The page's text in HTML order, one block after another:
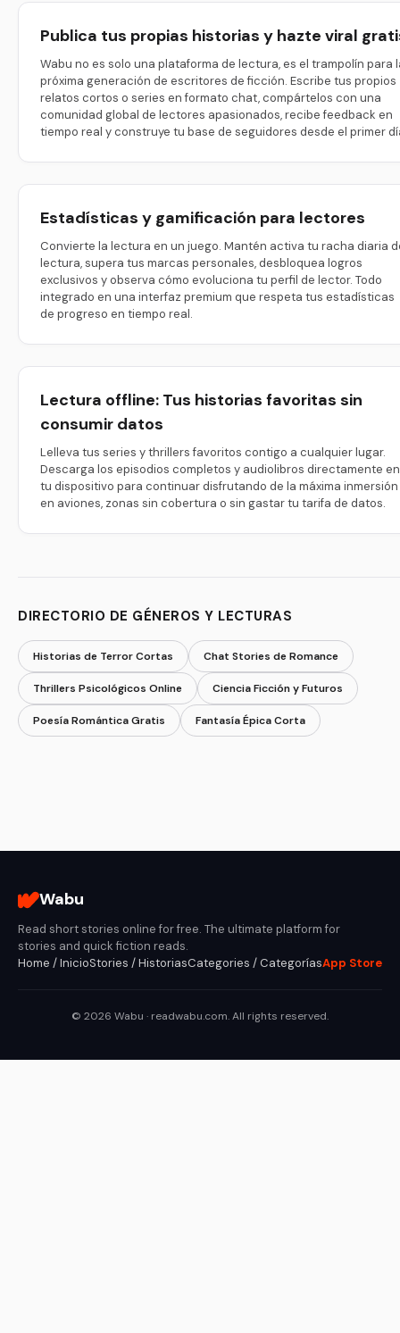
Publica tus propias historias y hazte viral
Wabu no es solo una plataforma de lectura, es el trampolín para
próxima generación de escritores de ficción. Escribe tus propios
relatos cortos o series en formato chat, compártelos con una
comunidad global de lectores apasionados, recibe feedback en
tiempo real y construye tu base de seguidores desde el primer
Estadísticas y gamificación para lectores
Convierte la lectura en un juego. Mantén activa tu racha diaria
lectura, supera tus marcas personales, desbloquea logros
exclusivos y observa cómo evoluciona tu perfil de lector. Todo
integrado en una interfaz premium que respeta tus estadísticas
de progreso en tiempo real.
Lectura offline: Tus historias favoritas sin
consumir datos
Lelleva tus series y thrillers favoritos contigo a cualquier lugar.
Descarga los episodios completos y audiolibros directamente en
tu dispositivo para continuar disfrutando de la máxima inmersión
en aviones, zonas sin cobertura o sin gastar tu tarifa de datos.
DIRECTORIO DE GÉNEROS Y LECTURAS
Historias de Terror Cortas Chat Stories de Romance
Thrillers Psicológicos Online Ciencia Ficción y Futuros
Poesía Romántica Gratis Fantasía Épica Corta
Wabu
Read short stories online for free. The ultimate platform for
stories and quick fiction reads.
Home / InicioStories / HistoriasCategories / CategoríasApp Store
© 2026 Wabu · readwabu.com. All rights reserved.